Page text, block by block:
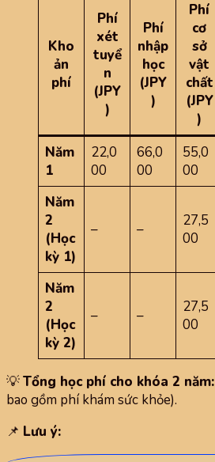
Kho
ản
phí
Phí
xét
tuyể
n
(JPY
)
Phí
nhập
học
(JPY
)
Phí
cơ
sở
vật
chất
(JPY
)
Năm
1
22,0
00
66,0
00
55,0
00
Năm
2
(Học
kỳ 1)
– –
27,5
00
Năm
2
(Học
kỳ 2)
– –
27,5
00
💡Tổng học phí cho khóa 2 năm:
bao gồm phí khám sức khỏe).
📌 Lưu ý: